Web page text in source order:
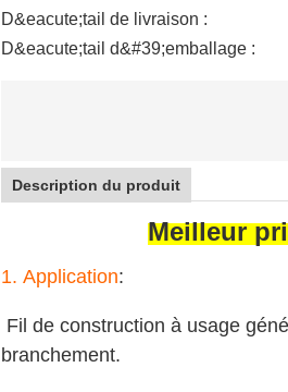
D&eacute;tail de livraison :
D&eacute;tail d&#39;emballage :
Description du produit
Meilleur
1. Application:
Fil de construction à usage
branchement.